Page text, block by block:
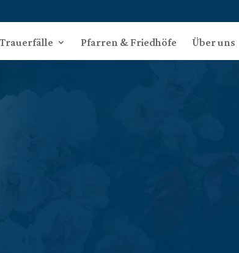
Trauerfälle Pfarren & Friedhöfe Über uns